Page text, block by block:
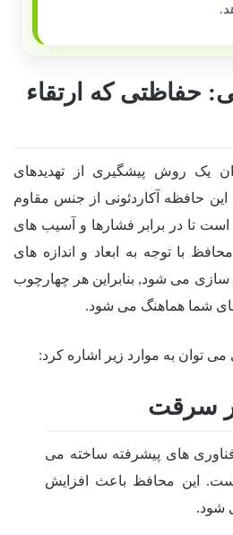
حفاظتی که ارتقاء
یک روش پیشگیری از تهدیدهای
حافظه آکاردئونی از جنس مقاوم
است تا در برابر فشارها و آسیب های
با توجه به ابعاد و اندازه های
می شود, بنابراین هر چهارچوب
شما هماهنگ می شود.
می توان به موارد زیر اشاره کرد:
سرقت
های پیشرفته ساخته می
این محافظ باعث افزایش
شود.